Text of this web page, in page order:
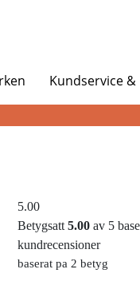
Kundservice
5.00
Betygsatt5.00 av 5
kundrecensioner
baserat pa 2 betyg